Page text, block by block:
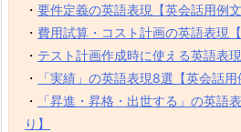
・要件定義の英語表現【英会話用例文
・ 費用試算・コスト計画の英語表現
・ テスト計画作成時に使える英語表
・
「実績」の英語表現8選【英会話用
・
「昇進・昇格・出世する」の英語
り】